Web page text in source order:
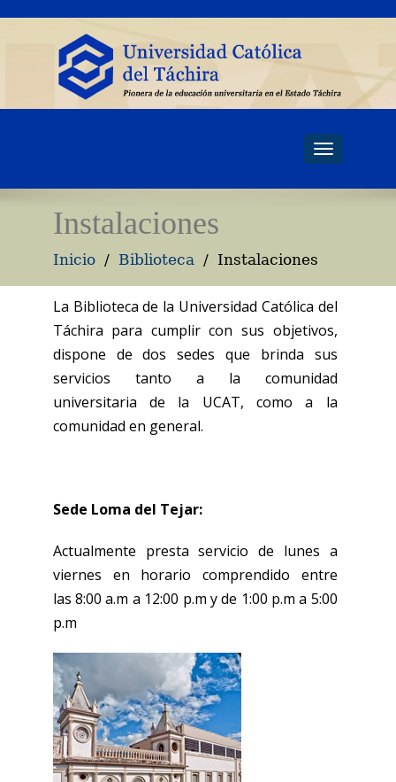
Toggle
Instalaciones
Inicio Biblioteca Instalaciones
La Biblioteca de la Universidad Católica del
Táchira para cumplir con sus objetivos,
dispone de dos sedes que brinda sus
servicios tanto a la comunidad
universitaria de la UCAT, como a la
comunidad en general.
Sede Loma del Tejar:
Actualmente presta servicio de lunes a
viernes en horario comprendido entre
las 8:00 a.m a 12:00 p.m y de 1:00 p.m a 5:00
p.m